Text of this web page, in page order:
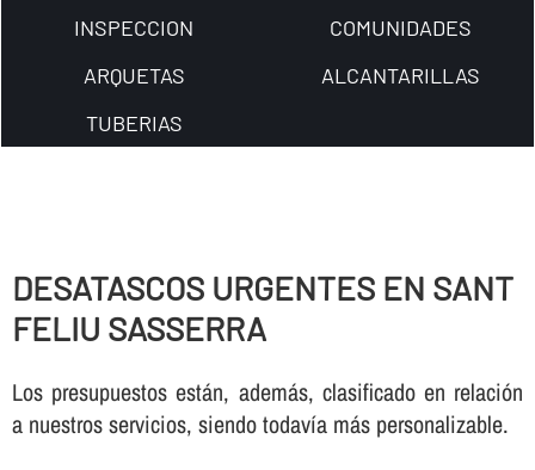
INSPECCION
COMUNIDADES
ARQUETAS
ALCANTARILLAS
TUBERIAS
DESATASCOS URGENTES EN SANT
FELIU SASSERRA
Los presupuestos están, además, clasificado en relación
a nuestros servicios, siendo todaví­a más personalizable.